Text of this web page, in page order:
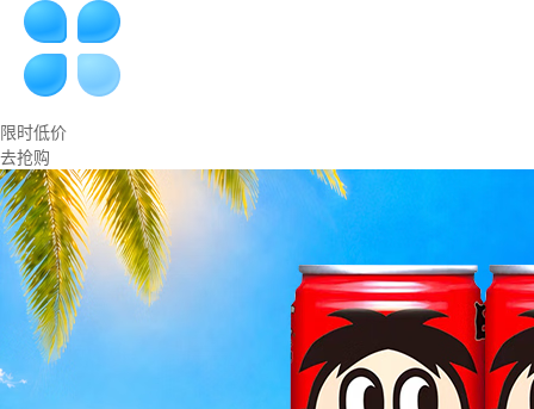
限时低价
去抢购